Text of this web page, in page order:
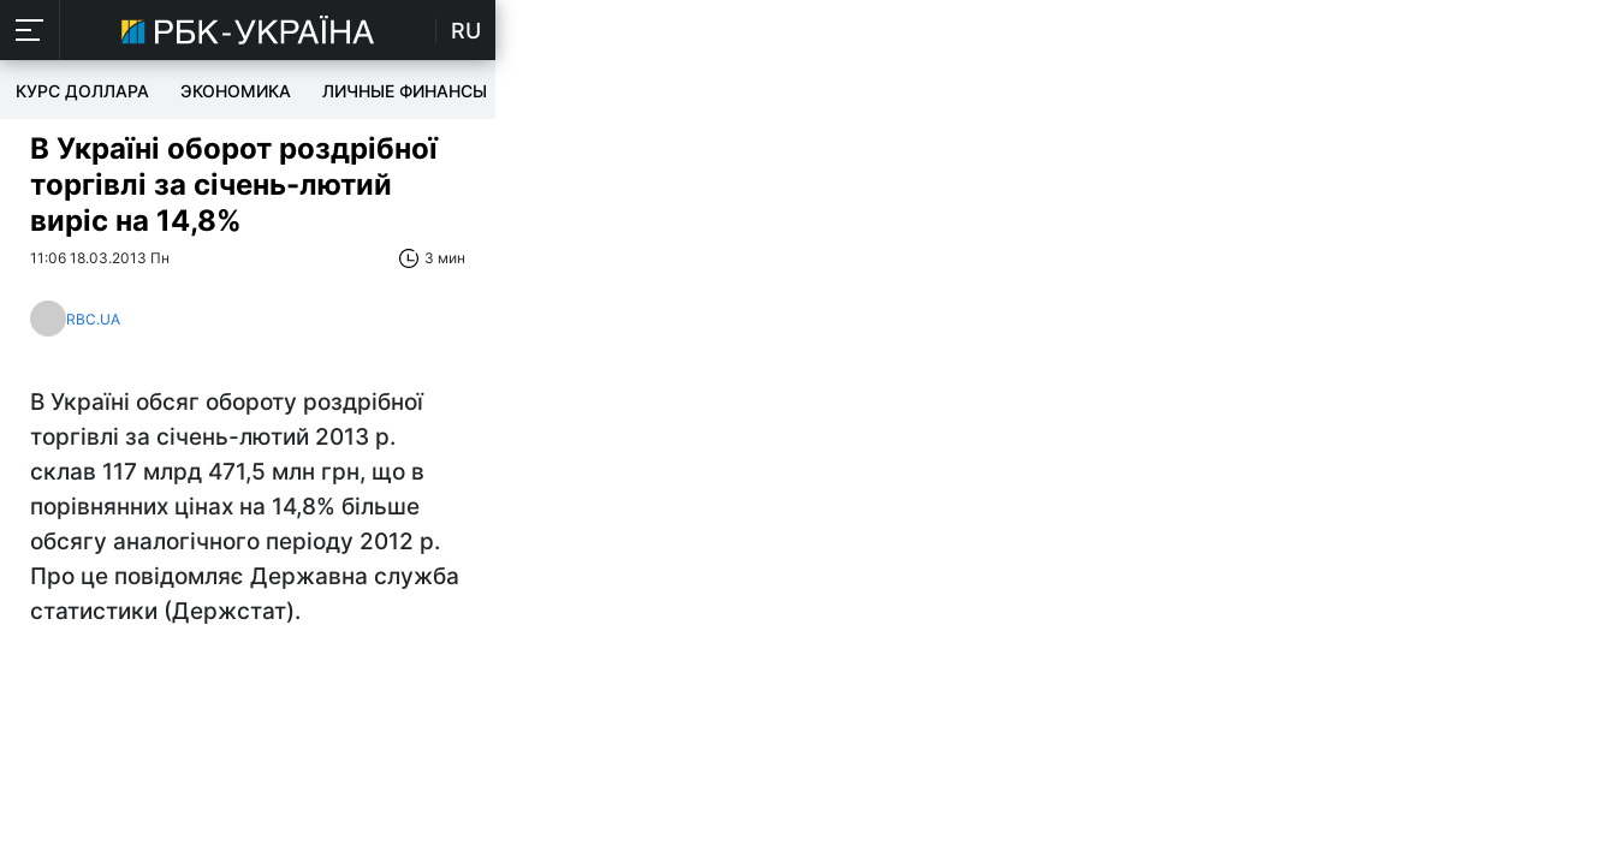
RU
КУРС ДОЛЛАРА ЭКОНОМИКА ЛИЧНЫЕ ФИНАНСЫ
В Україні оборот роздрібної
торгівлі за січень-лютий
виріс на 14,8%
11:06 18.03.2013 Пн 3 мин
RBC.UA
В Україні обсяг обороту роздрібної
торгівлі за січень-лютий 2013 р.
склав 117 млрд 471,5 млн грн, що в
порівнянних цінах на 14,8% більше
обсягу аналогічного періоду 2012 р.
Про це повідомляє Державна служба
статистики (Держстат).